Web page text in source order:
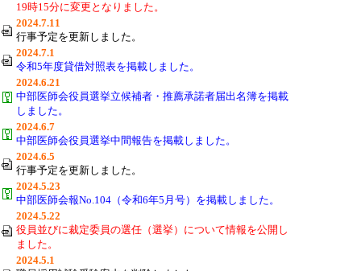
19時15分に変更となりました。
2024.7.11
行事予定を更新しました。
2024.7.1
令和5年度貸借対照表を掲載しました。
2024.6.21
中部医師会役員選挙立候補者・推薦承諾者届出名簿を掲載
しました。
2024.6.7
中部医師会役員選挙中間報告を掲載しました。
2024.6.5
行事予定を更新しました。
2024.5.23
中部医師会報No.104（令和6年5月号）を掲載しました。
2024.5.22
役員並びに裁定委員の選任（選挙）について情報を公開し
ました。
2024.5.1